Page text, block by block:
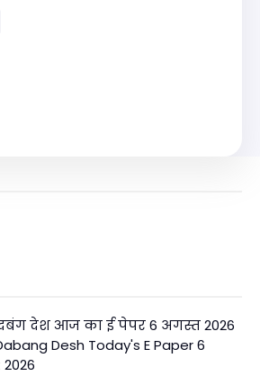
देश आज का ई पेपर 6 अगस्त 2026
Desh Today's E Paper 6